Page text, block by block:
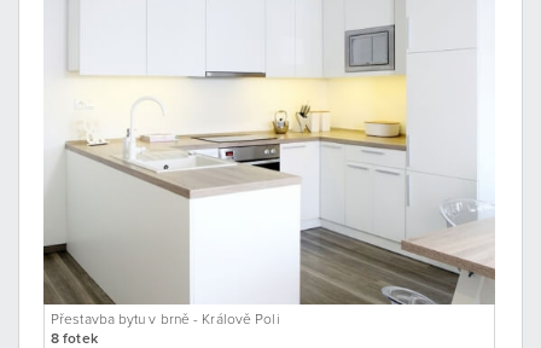
Přestavba bytu v brně - Králově Poli
8 fotek